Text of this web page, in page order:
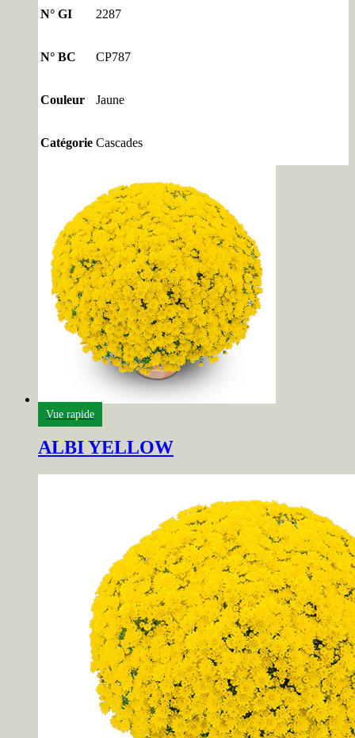
N° GI 2287
N° BC CP787
Couleur Jaune
Catégorie Cascades
Vue rapide
ALBI YELLOW